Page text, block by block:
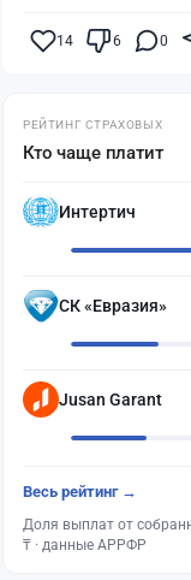
14 6 0
РЕЙТИНГ СТРАХОВЫХ
Кто чаще платит
Интертич
СК «Евразия»
Jusan Garant
Весь рейтинг →
Доля выплат от
₸ · данные АРРФР